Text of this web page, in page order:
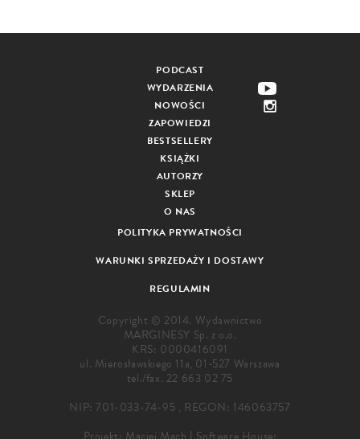
PODCAST
WYDARZENIA
NOWOŚCI
ZAPOWIEDZI
BESTSELLERY
KSIĄŻKI
AUTORZY
SKLEP
O NAS
POLITYKA PRYWATNOŚCI
WARUNKI SPRZEDAŻY I DOSTAWY
REGULAMIN
Copyright © 2014. Wydawnictwo
MARGINESY Sp. z o.o.
KRS: 0000416091
ul. Mierosławskiego 11a, 01-527 Warszawa
tel./fax. 22 663 02 75
NIP: 701-033-74-95 , REGON: 146063757